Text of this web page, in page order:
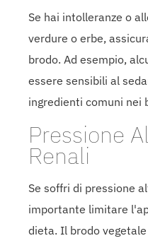
Se hai intolleranze o
verdure o erbe,
brodo. Ad esempio,
essere sensibili al
ingredienti comuni nei
Pressione
Renali
Se soffri di pressione
importante limitare
dieta. Il brodo